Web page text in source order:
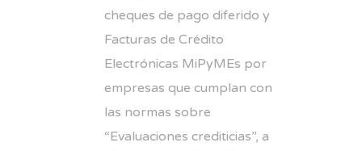
cheques de pago diferido y
Facturas de Crédito
Electrónicas MiPyMEs por
empresas que cumplan con
las normas sobre
“Evaluaciones crediticias”, a